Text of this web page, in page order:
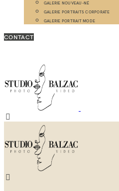
GALERIE NOUVEAU-NÉ
GALERIE PORTRAITS CORPORATE
GALERIE PORTRAIT MODE
CONTACT